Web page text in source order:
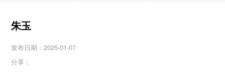
朱玉
发布日期：2025-01-07
分享：